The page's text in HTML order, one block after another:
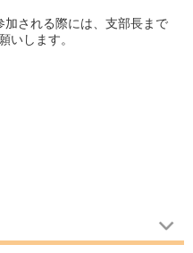
される際には、支部長まで
いします。